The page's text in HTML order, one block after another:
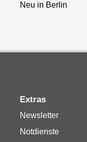
Neu in Berlin
Extras
Newsletter
Notdienste